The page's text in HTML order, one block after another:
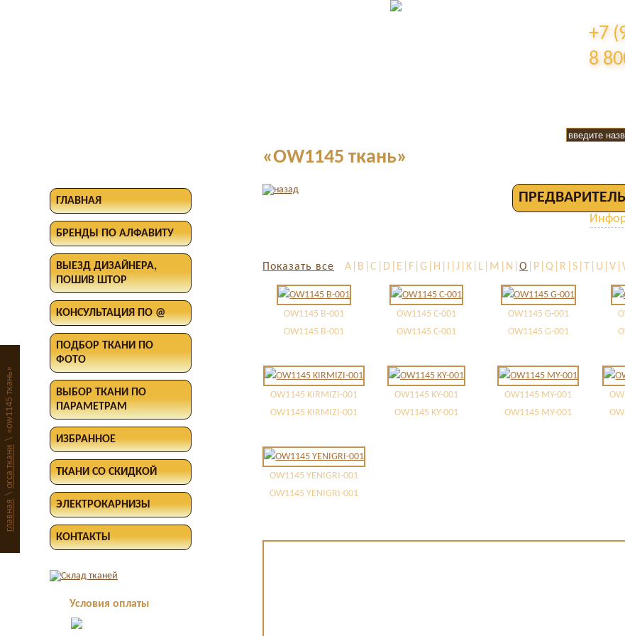
главная
\
orca ткани
\
«ow1145 ткань»
+7
8
ГЛАВНАЯ
БРЕНДЫ ПО АЛФАВИТУ
ВЫЕЗД ДИЗАЙНЕРА,
ПОШИВ ШТОР
КОНСУЛЬТАЦИЯ ПО @
ПОДБОР ТКАНИ ПО
ФОТО
ВЫБОР ТКАНИ ПО
ПАРАМЕТРАМ
ИЗБРАННОЕ
ТКАНИ СО СКИДКОЙ
ЭЛЕКТРОКАРНИЗЫ
КОНТАКТЫ
Условия оплаты
«OW1145 ткань»
Показать все A|B|C|D|E|F|G|H|I|J|K|L|M|N|O
OW1145 B-001
OW1145 B-001
OW1145 C-001
OW1145 C-001
OW1145 G-001
OW1145 G-001
OW1145 KIRMIZI-001
OW1145 KIRMIZI-001
OW1145 KY-001
OW1145 KY-001
OW1145 MY-001
OW1145 MY-001
OW1145 YENIGRI-001
OW1145 YENIGRI-001